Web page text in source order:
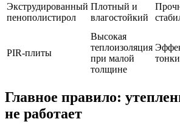
Экструдированный
пенополистирол
Плотный и
влагостойкий
PIR-плиты
Высокая
теплоизоляция
при малой
толщине
Главное правило:
не работает